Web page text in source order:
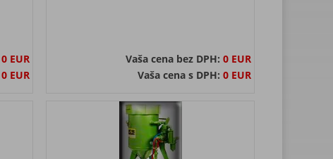
0 EUR
0 EUR
Vaša cena bez DPH: 0 EUR
Vaša cena s DPH: 0 EUR